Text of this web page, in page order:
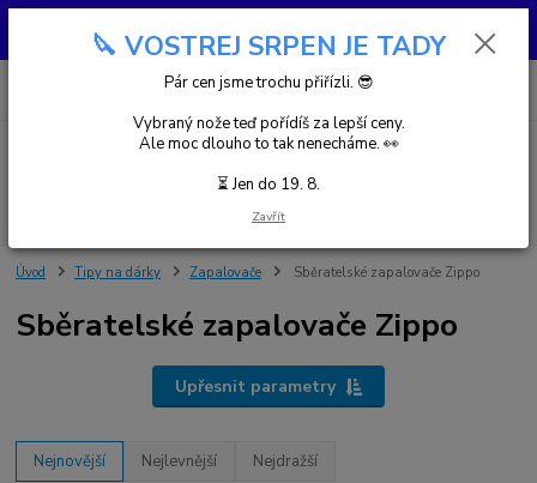
SRPEN!
Úvod Tipy na dárky Zapalovače Sběratelské zapalovače Zippo
Sběratelské zapalovače Zippo
Upřesnit parametry
Nejnovější Nejlevnější Nejdražší
🔪 VOSTREJ SRPEN JE TADY
Pár cen jsme trochu přiřízli. 😎
Vybraný nože teď pořídíš za lepší ceny.
Ale moc dlouho to tak nenecháme. 👀
⏳ Jen do 19. 8.
Zavřít